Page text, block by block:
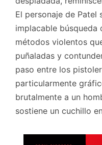
El personaje de Patel
implacable búsqueda
métodos violentos
puñaladas y
paso entre los
particularmente
brutalmente a un
sostiene un cuchillo